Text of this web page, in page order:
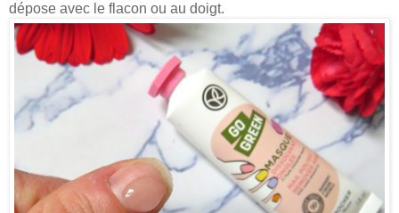
dépose avec le flacon ou au doigt.